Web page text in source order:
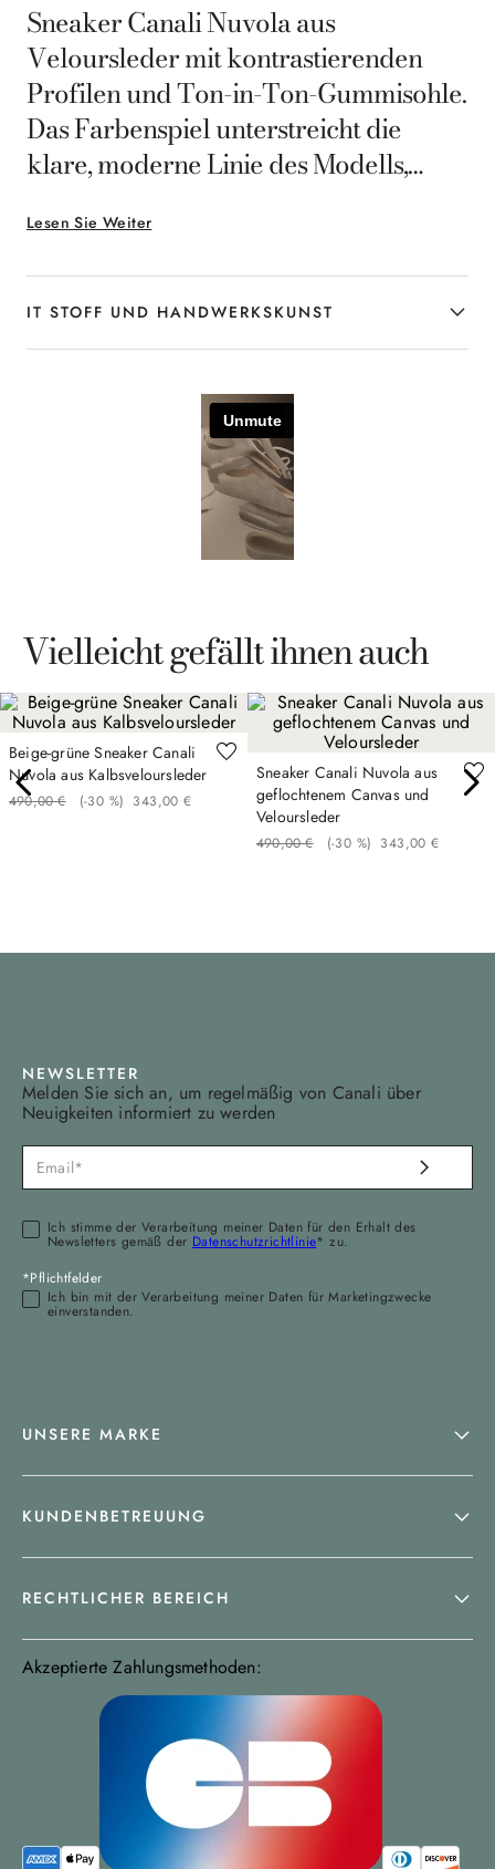
Lesen Sie Weiter
Sneaker Canali Nuvola aus
Veloursleder mit kontrastierenden
Profilen und Ton-in-Ton-Gummisohle.
Das Farbenspiel unterstreicht die
klare, moderne Linie des Modells,
und die sorgfältige Konstruktion für
Komfort und Vielseitigkeit sorgen –
eine entspannt elegante Note für die
lässigen Looks des modernen Mannes.
IT STOFF UND HANDWERKSKUNST
Vielleicht gefällt ihnen auch
Beige-grüne Sneaker Canali
Nuvola aus Kalbsveloursleder
490,00 € (-30 %) 343,00 €
Sneaker Canali Nuvola aus
geflochtenem Canvas und
Veloursleder
490,00 € (-30 %) 343,00 €
NEWSLETTER
Melden Sie sich an, um regelmäßig von Canali über
Neuigkeiten informiert zu werden
Ich stimme der Verarbeitung meiner Daten für den Erhalt des
Newsletters gemäß der Datenschutzrichtlinie* zu.
*Pflichtfelder
Ich bin mit der Verarbeitung meiner Daten für Marketingzwecke
einverstanden.
UNSERE MARKE
KUNDENBETREUUNG
RECHTLICHER BEREICH
Akzeptierte Zahlungsmethoden: